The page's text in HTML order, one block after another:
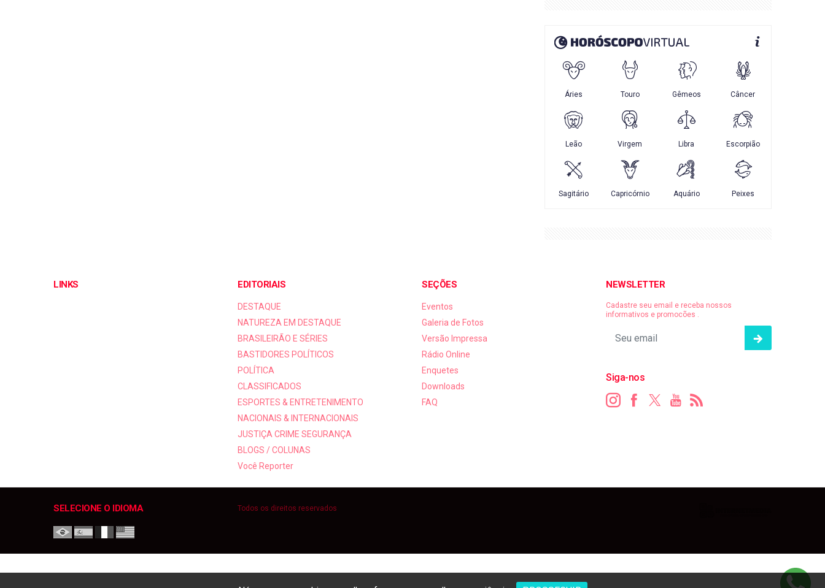
LINKS EDITORIAIS
DESTAQUE
NATUREZA EM DESTAQUE
BRASILEIRÃO E SÉRIES
BASTIDORES POLÍTICOS
POLÍTICA
CLASSIFICADOS
ESPORTES & ENTRETENIMENTO
NACIONAIS & INTERNACIONAIS
JUSTIÇA CRIME SEGURANÇA
BLOGS / COLUNAS
Você Reporter
SEÇÕES
Eventos
Galeria de Fotos
Versão Impressa
Rádio Online
Enquetes
Downloads
FAQ
NEWSLETTER
Cadastre seu email e receba nossos
informativos e promocões .
Siga-nos
SELECIONE O IDIOMA Todos os direitos reservados